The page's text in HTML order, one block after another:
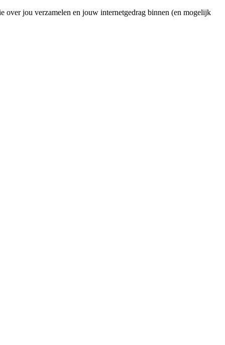
over jou verzamelen en jouw internetgedrag binnen (en mogelijk